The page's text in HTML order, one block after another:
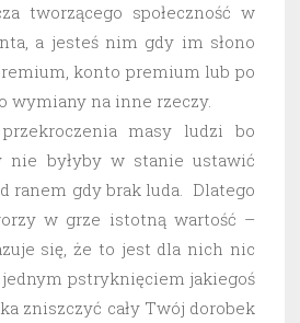
tworzącego społeczność w
a jesteś nim gdy im słono
konto premium lub po
wymiany na inne rzeczy.
masy ludzi bo
nie byłyby w stanie ustawić
ranem gdy brak luda. Dlatego
w grze istotną wartość –
się, że to jest dla nich nic
pstryknięciem jakiegoś
zniszczyć cały Twój dorobek